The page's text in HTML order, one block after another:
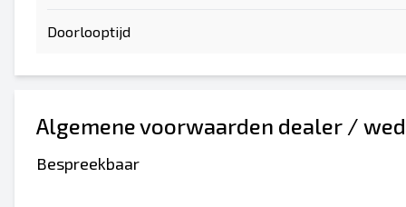
Doorlooptijd
Algemene voorwaarden dealer /
Bespreekbaar